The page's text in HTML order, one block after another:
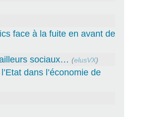
face à la fuite en avant de
sociaux… (elusVX)
dans l’économie de